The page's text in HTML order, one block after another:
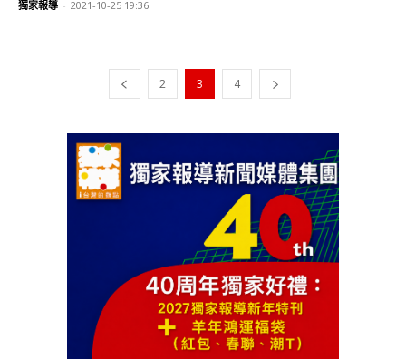
獨家報導 - 2021-10-25 19:36
2 3 4